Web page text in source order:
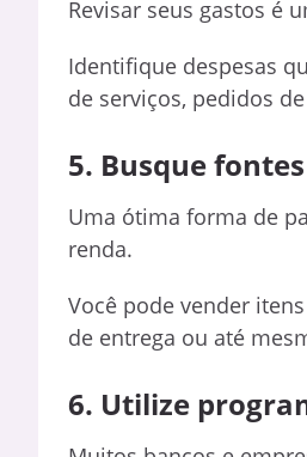
Revisar seus gastos é
Identifique despesas
de serviços, pedidos
5. Busque
Uma ótima forma de
renda.
Você pode vender
de entrega ou até
6. Utilize